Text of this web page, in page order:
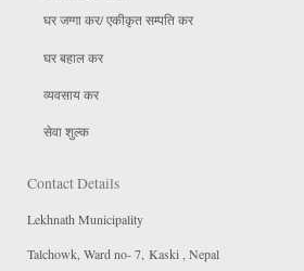
घर जग्गा कर/ एकीकृत सम्पति कर
घर बहाल कर
व्यवसाय कर
सेवा शुल्क
Contact Details
Lekhnath Municipality
Talchowk, Ward no- 7, Kaski , Nepal